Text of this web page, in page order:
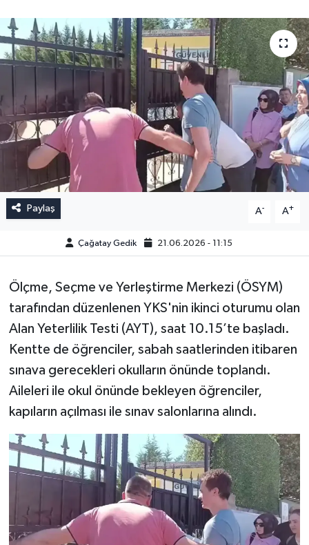
Paylaş A- A+
Çağatay Gedik 21.06.2026 - 11:15
Ölçme, Seçme ve Yerleştirme Merkezi (ÖSYM)
tarafından düzenlenen YKS'nin ikinci oturumu olan
Alan Yeterlilik Testi (AYT), saat 10.15’te başladı.
Kentte de öğrenciler, sabah saatlerinden itibaren
sınava gerecekleri okulların önünde toplandı.
Aileleri ile okul önünde bekleyen öğrenciler,
kapıların açılması ile sınav salonlarına alındı.